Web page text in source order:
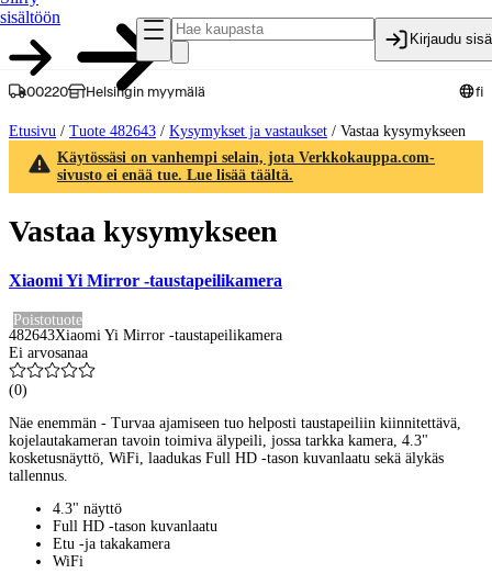
sisältöön
Kirjaudu
00220 Helsingin myymälä fi
Etusivu / Tuote 482643 / Kysymykset ja vastaukset / Vastaa kysymykseen
Käytössäsi on vanhempi selain, jota Verkkokauppa.com-
sivusto ei enää tue. Lue lisää täältä.
Vastaa kysymykseen
Xiaomi Yi Mirror -taustapeilikamera
Poistotuote
482643Xiaomi Yi Mirror -taustapeilikamera
Ei arvosanaa
(0)
Näe enemmän - Turvaa ajamiseen tuo helposti taustapeiliin kiinnitettävä,
kojelautakameran tavoin toimiva älypeili, jossa tarkka kamera, 4.3"
kosketusnäyttö, WiFi, laadukas Full HD -tason kuvanlaatu sekä älykäs
tallennus.
4.3" näyttö
Full HD -tason kuvanlaatu
Etu -ja takakamera
WiFi